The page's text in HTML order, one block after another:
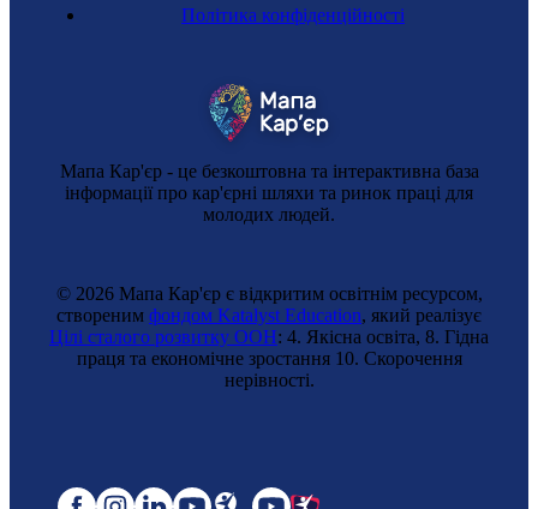
Мапа Кар'єр - це безкоштовна та інтерактивна база
інформації про кар'єрні шляхи та ринок праці для
молодих людей.
Політика конфіденційності
© 2026 Мапа Кар'єр є відкритим освітнім ресурсом,
створеним фондом Katalyst Education, який реалізує
Цілі сталого розвитку ООН: 4. Якісна освіта, 8. Гідна
праця та економічне зростання 10. Cкорочення
нерівності.